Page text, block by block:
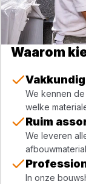
Waarom
We kennen
welke
Ruim
We leveren
In onze